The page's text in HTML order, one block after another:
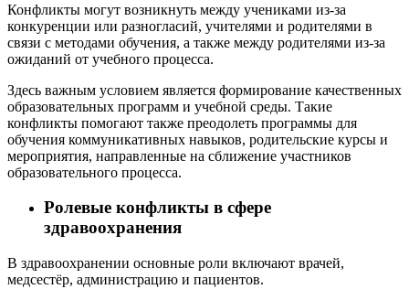
Конфликты могут возникнуть между учениками из-за
конкуренции или разногласий, учителями и родителями в
связи с методами обучения, а также между родителями из-за
ожиданий от учебного процесса.
Здесь важным условием является формирование качественных
образовательных программ и учебной среды. Такие
конфликты помогают также преодолеть программы для
обучения коммуникативных навыков, родительские курсы и
мероприятия, направленные на сближение участников
образовательного процесса.
Ролевые конфликты в сфере
здравоохранения
В здравоохранении основные роли включают врачей,
медсестёр, администрацию и пациентов.